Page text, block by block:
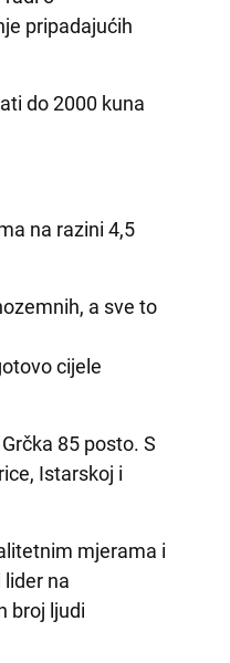
pripadajućih
do 2000 kuna
na razini 4,5
a sve to
cijele
85 posto. S
Istarskoj i
mjerama i
na
broj ljudi